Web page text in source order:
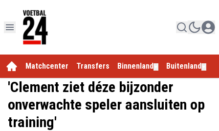
Matchcenter Transfers Binnenland Buitenland
'Clement ziet déze bijzonder
onverwachte speler aansluiten op
training'